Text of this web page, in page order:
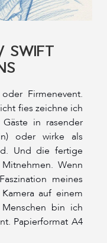
SWIFT
Firmenevent.
fies zeichne ich
in rasender
oder wirke als
Und die fertige
Wenn
meines
auf einem
bin ich
Papierformat A4